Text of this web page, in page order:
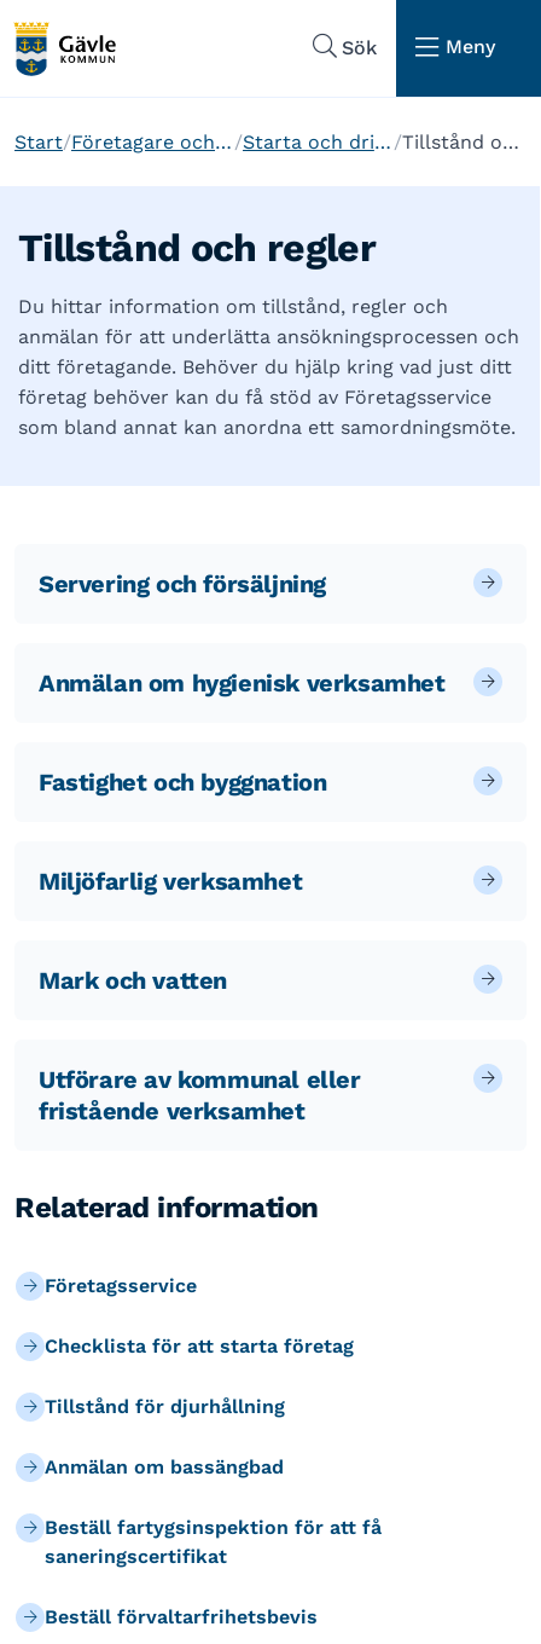
Sök
Meny
Start Företagare och etablering Starta och driva företag Tillstånd och regler
Tillstånd och regler
Du hittar information om tillstånd, regler och
anmälan för att underlätta ansökningsprocessen och
ditt företagande. Behöver du hjälp kring vad just ditt
företag behöver kan du få stöd av Företagsservice
som bland annat kan anordna ett samordningsmöte.
Servering och försäljning
Anmälan om hygienisk verksamhet
Fastighet och byggnation
Miljöfarlig verksamhet
Mark och vatten
Utförare av kommunal eller
fristående verksamhet
Relaterad information
Företagsservice
Checklista för att starta företag
Tillstånd för djurhållning
Anmälan om bassängbad
Beställ fartygsinspektion för att få
saneringscertifikat
Beställ förvaltarfrihetsbevis